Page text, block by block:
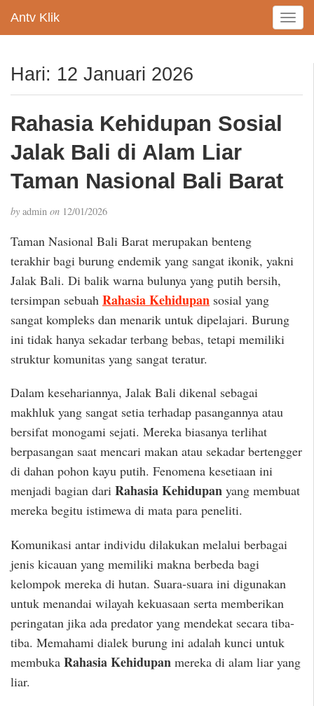
Antv Klik
T
o
e
Hari: 12 Januari 2026
Rahasia Kehidupan Sosial
Jalak Bali di Alam Liar
Taman Nasional Bali Barat
by admin on 12/01/2026
Taman Nasional Bali Barat merupakan benteng
terakhir bagi burung endemik yang sangat ikonik, yakni
Jalak Bali. Di balik warna bulunya yang putih bersih,
tersimpan sebuah Rahasia Kehidupan sosial yang
sangat kompleks dan menarik untuk dipelajari. Burung
ini tidak hanya sekadar terbang bebas, tetapi memiliki
struktur komunitas yang sangat teratur.
Dalam kesehariannya, Jalak Bali dikenal sebagai
makhluk yang sangat setia terhadap pasangannya atau
bersifat monogami sejati. Mereka biasanya terlihat
berpasangan saat mencari makan atau sekadar bertengger
di dahan pohon kayu putih. Fenomena kesetiaan ini
menjadi bagian dari Rahasia Kehidupan yang membuat
mereka begitu istimewa di mata para peneliti.
Komunikasi antar individu dilakukan melalui berbagai
jenis kicauan yang memiliki makna berbeda bagi
kelompok mereka di hutan. Suara-suara ini digunakan
untuk menandai wilayah kekuasaan serta memberikan
peringatan jika ada predator yang mendekat secara tiba-
tiba. Memahami dialek burung ini adalah kunci untuk
membuka Rahasia Kehidupan mereka di alam liar yang
liar.